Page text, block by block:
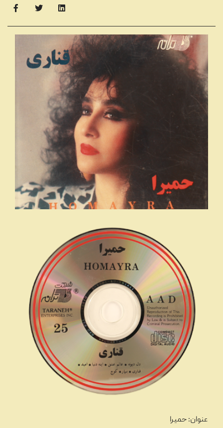
عنوان: حمیرا